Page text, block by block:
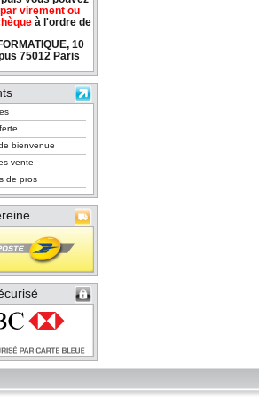
virement ou
à l'ordre de
10
75012 Paris
bienvenue
vente
de pros